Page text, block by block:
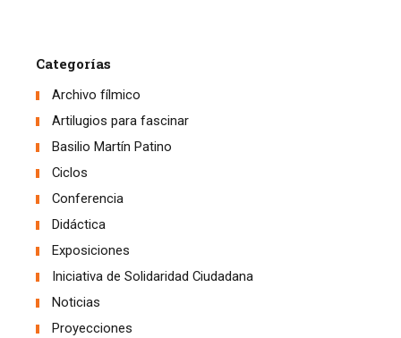
Categorías
Archivo fílmico
Artilugios para fascinar
Basilio Martín Patino
Ciclos
Conferencia
Didáctica
Exposiciones
Iniciativa de Solidaridad Ciudadana
Noticias
Proyecciones